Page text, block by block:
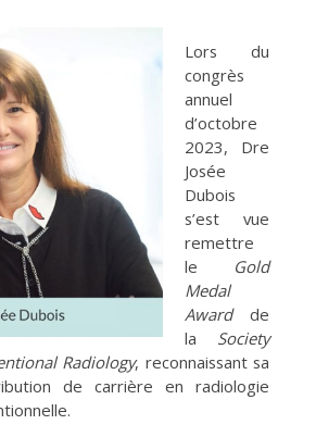
Lors du
congrès
annuel
d’octobre
2023, Dre
Josée
Dubois
s’est vue
remettre
le Gold
Medal
Awardde
la Society
Radiology, reconnaissant sa
de carrière en radiologie